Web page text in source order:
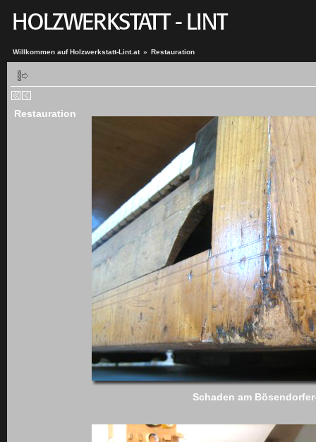
Willkommen auf Holzwerkstatt-Lint.at » Restauration
Restauration
Schaden am